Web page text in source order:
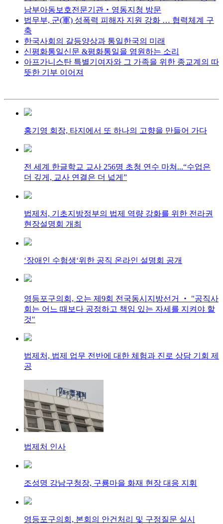
남부아동보호전문기관‧영동지청 방문
법무부, 군(軍) 성폭력 피해자 지원 강화 … 협력체계 구
축
한국사회의 갈등양상과 통일한국의 미래
신평화통일신문 &평화통일을 염원하는 소리
아프가니스탄 특별기여자와 그 가족을 위한 종교계의 따
뜻한 기부 이어져
홍기영 회장, 타지에서 또 하나의 고향을 만들어 가다
전 세계 한글학교 교사 256명 초청 연수 마쳐...“수업은
더 깊게, 교사 연결은 더 넓게”
법제처, 기초지방정부의 법제 역량 강화를 위한 전라권
현장설명회 개최
‘장애인 수험생‘위한 공직 온라인 설명회 공개
영등포구의회, 오는 제9회 전국동시지방선거 ‧ "공직사
회는 어느 때보다 공정하고 책임 있는 자세를 지켜야 할
것"
법제처, 법제 업무 전반에 대한 체험과 진로 상담 기회 제
공
법제처 인사
조성명 강남구청장, 구룡마을 화재 현장 대응 지휘
영등포구의회, 본회의 안건처리 및 구정질문 실시